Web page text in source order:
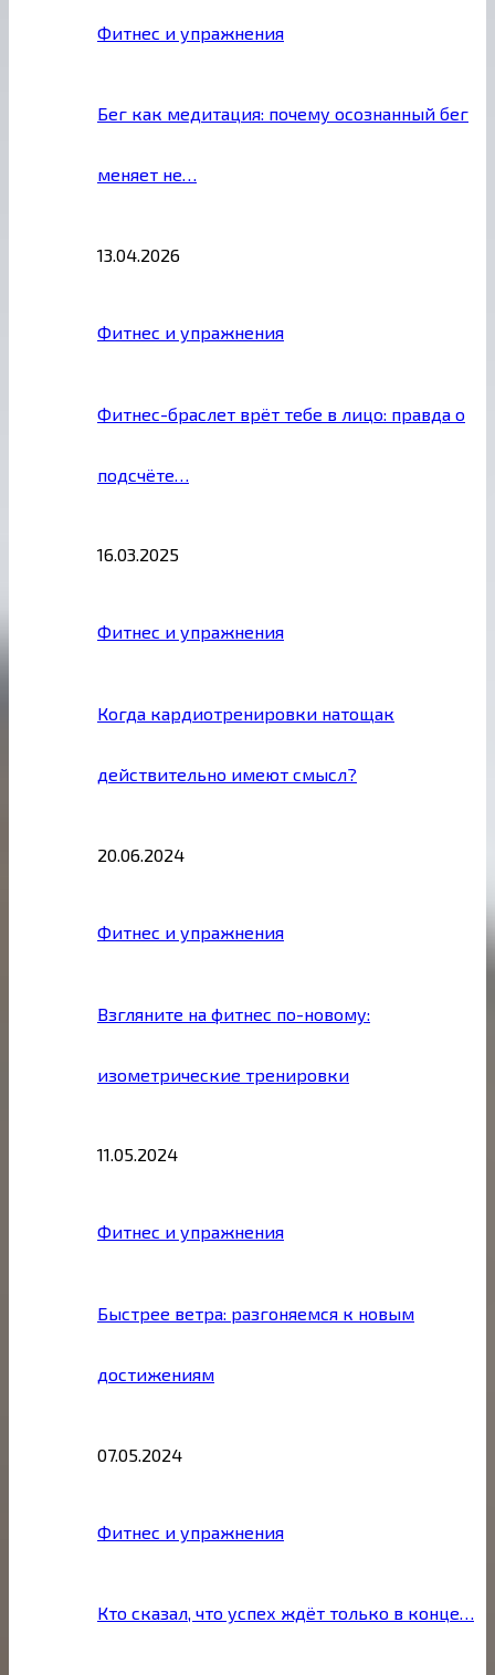
Фитнес и упражнения
Бег как медитация: почему осознанный бег
меняет не…
13.04.2026
Фитнес и упражнения
Фитнес-браслет врёт тебе в лицо: правда о
подсчёте…
16.03.2025
Фитнес и упражнения
Когда кардиотренировки натощак
действительно имеют смысл?
20.06.2024
Фитнес и упражнения
Взгляните на фитнес по-новому:
изометрические тренировки
11.05.2024
Фитнес и упражнения
Быстрее ветра: разгоняемся к новым
достижениям
07.05.2024
Фитнес и упражнения
Кто сказал, что успех ждёт только в конце…